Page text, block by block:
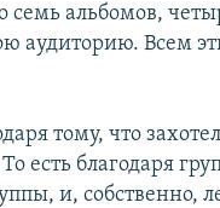
альбомов,
аудиторию. Всем
тому, что
есть благодаря
и, собственно,